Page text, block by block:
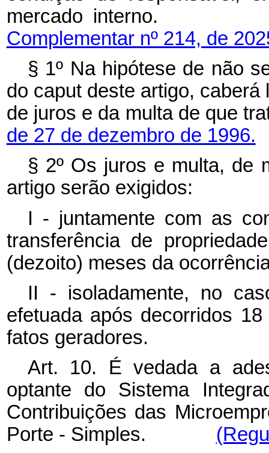
mercado
Complementar nº 214, de
§ 1º Na hipótese de não
do caput deste artigo,
de juros e da multa de que
de 27 de dezembro de 1996.
§ 2º Os juros e multa, de
artigo serão exigidos:
I - juntamente com as
transferência de
(dezoito) meses da
II - isoladamente, no
efetuada após decorridos
fatos geradores.
Art. 10. É vedada a
optante do Sistema
Contribuições das
Porte - Simples.